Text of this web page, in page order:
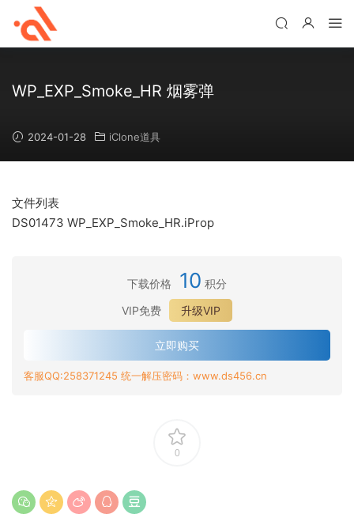
WP_EXP_Smoke_HR 烟雾弹
2024-01-28 iClone道具
文件列表
DS01473 WP_EXP_Smoke_HR.iProp
下载价格 10 积分
VIP免费
升级VIP
立即购买
客服QQ:258371245 统一解压密码：www.ds456.cn
0